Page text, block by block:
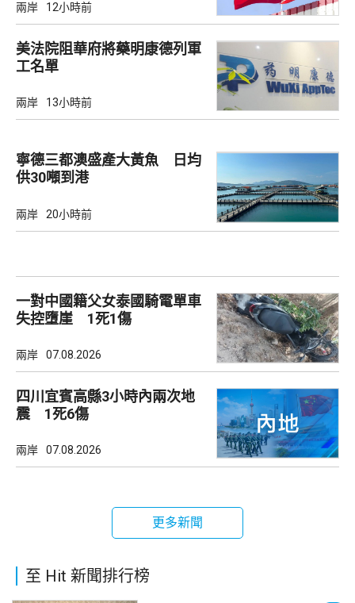
兩岸 12小時前
美法院阻華府將藥明康德列軍
工名單
兩岸 13小時前
寧德三都澳盛產大黃魚 日均
供30噸到港
兩岸 20小時前
一對中國籍父女泰國騎電單車
失控墮崖 1死1傷
兩岸 07.08.2026
四川宜賓高縣3小時內兩次地
震 1死6傷
兩岸 07.08.2026
更多新聞
至 Hit 新聞排行榜